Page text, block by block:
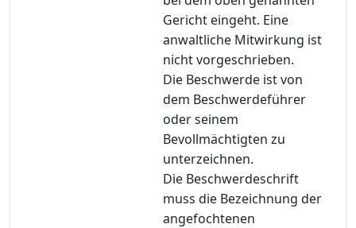
Gericht eingeht. Eine
anwaltliche Mitwirkung ist
nicht vorgeschrieben.
Die Beschwerde ist von
dem Beschwerdeführer
oder seinem
Bevollmächtigten zu
unterzeichnen.
Die Beschwerdeschrift
muss die Bezeichnung der
angefochtenen